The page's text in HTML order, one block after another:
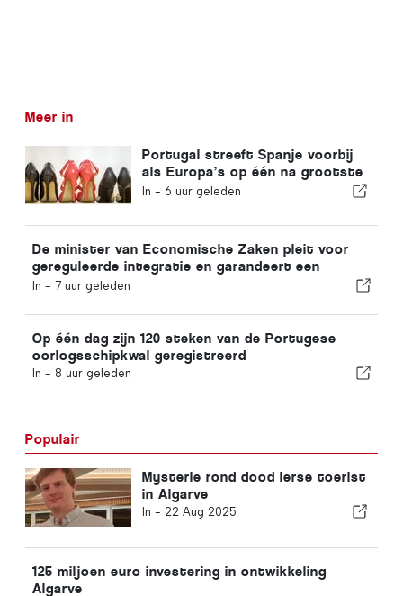
Meer in
Portugal streeft Spanje voorbij
als Europa’s op één na grootste
schoenenproducent
In - 6 uur geleden
De minister van Economische Zaken pleit voor
gereguleerde integratie en garandeert een
versneld traject voor immigranten
In - 7 uur geleden
Op één dag zijn 120 steken van de Portugese
oorlogsschipkwal geregistreerd
In - 8 uur geleden
Populair
Mysterie rond dood Ierse toerist
in Algarve
In - 22 Aug 2025
125 miljoen euro investering in ontwikkeling
Algarve